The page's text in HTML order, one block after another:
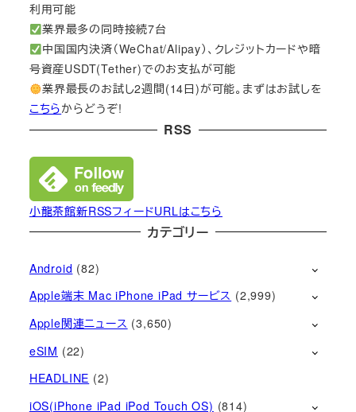
利用可能
業界最多の同時接続7台
中国国内決済（WeChat/Alipay）、クレジットカードや暗
号資産USDT(Tether)でのお支払が可能
業界最長のお試し2週間(14日)が可能。まずはお試しを
こちらからどうぞ!
RSS
小龍茶館新RSSフィードURLはこちら
カテゴリー
Android (82)
Apple端末 Mac iPhone iPad サービス (2,999)
Apple関連ニュース (3,650)
eSIM (22)
HEADLINE (2)
iOS(iPhone iPad iPod Touch OS) (814)